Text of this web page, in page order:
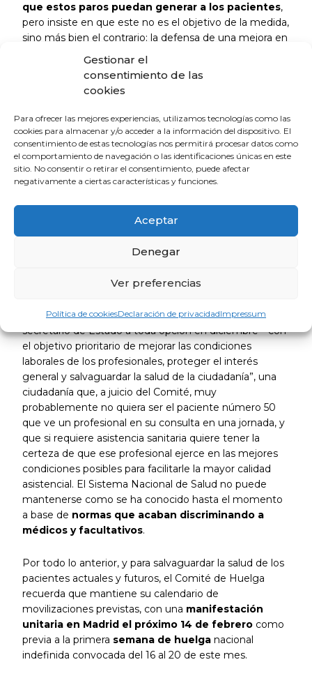
Gestionar el
consentimiento de las
cookies
Para ofrecer las mejores experiencias, utilizamos tecnologías como las
cookies para almacenar y/o acceder a la información del dispositivo. El
consentimiento de estas tecnologías nos permitirá procesar datos como
el comportamiento de navegación o las identificaciones únicas en este
sitio. No consentir o retirar el consentimiento, puede afectar
negativamente a ciertas características y funciones.
Aceptar
Denegar
Ver preferencias
Política de cookiesDeclaración de privacidadImpressum
que estos paros puedan generar a los pacientes,
pero insiste en que este no es el objetivo de la medida,
sino más bien el contrario: la defensa de una mejora en
las condiciones laborales de los profesionales que les
ejercer facilitando la mejor calidad
asistencial a la población
llevan años viendo empeorar su día a día con listas
interminables de pacientes por falta de recursos bien
dimensionados, con una sobrecarga laboral por
jornadas de 24 horas que impiden la conciliación y que
superan por mucho el cómputo total del resto de
trabas al libre ejercicio, lo que está provocando que
decidan abandonar el Sistema Nacional
de Salud, y los actores implicados no están
atendiendo a las demandas del colectivo para atajar el
voluntad de “continuar el diálogo” -pese al portazo del
secretario de Estado a toda opción en diciembre- “con
el objetivo prioritario de mejorar las condiciones
laborales de los profesionales, proteger el interés
general y salvaguardar la salud de la ciudadanía”, una
ciudadanía que, a juicio del Comité, muy
probablemente no quiera ser el paciente número 50
que ve un profesional en su consulta en una jornada, y
que si requiere asistencia sanitaria quiere tener la
certeza de que ese profesional ejerce en las mejores
condiciones posibles para facilitarle la mayor calidad
asistencial. El Sistema Nacional de Salud no puede
mantenerse como se ha conocido hasta el momento
a base de normas que acaban discriminando a
médicos y facultativos.
Por todo lo anterior, y para salvaguardar la salud de los
pacientes actuales y futuros, el Comité de Huelga
recuerda que mantiene su calendario de
movilizaciones previstas, con una manifestación
unitaria en Madrid el próximo 14 de febrerocomo
previa a la primera semana de huelganacional
indefinida convocada del 16 al 20 de este mes.